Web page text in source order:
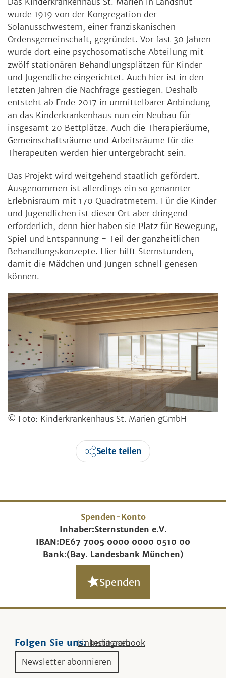
wurde 1919 von der Kongregation der
Solanusschwestern, einer franziskanischen
Ordensgemeinschaft, gegründet. Vor fast 30 Jahren
wurde dort eine psychosomatische Abteilung mit
zwölf stationären Behandlungsplätzen für Kinder
und Jugendliche eingerichtet. Auch hier ist in den
letzten Jahren die Nachfrage gestiegen. Deshalb
entsteht ab Ende 2017 in unmittelbarer Anbindung
an das Kinderkrankenhaus nun ein Neubau für
insgesamt 20 Bettplätze. Auch die Therapieräume,
Gemeinschaftsräume und Arbeitsräume für die
Therapeuten werden hier untergebracht sein.
Das Projekt wird weitgehend staatlich gefördert.
Ausgenommen ist allerdings ein so genannter
Erlebnisraum mit 170 Quadratmetern. Für die Kinder
und Jugendlichen ist dieser Ort aber dringend
erforderlich, denn hier haben sie Platz für Bewegung,
Spiel und Entspannung - Teil der ganzheitlichen
Behandlungskonzepte. Hier hilft Sternstunden,
damit die Mädchen und Jungen schnell genesen
können.
© Foto: Kinderkrankenhaus St. Marien gGmbH
Seite teilen
Spenden-Konto
Inhaber:Sternstunden e.V.
IBAN:DE67 7005 0000 0000 0510 00
Bank:(Bay. Landesbank München)
Spenden
Folgen Sie uns:Linkedin
Instagram
Facebook
Newsletter abonnieren